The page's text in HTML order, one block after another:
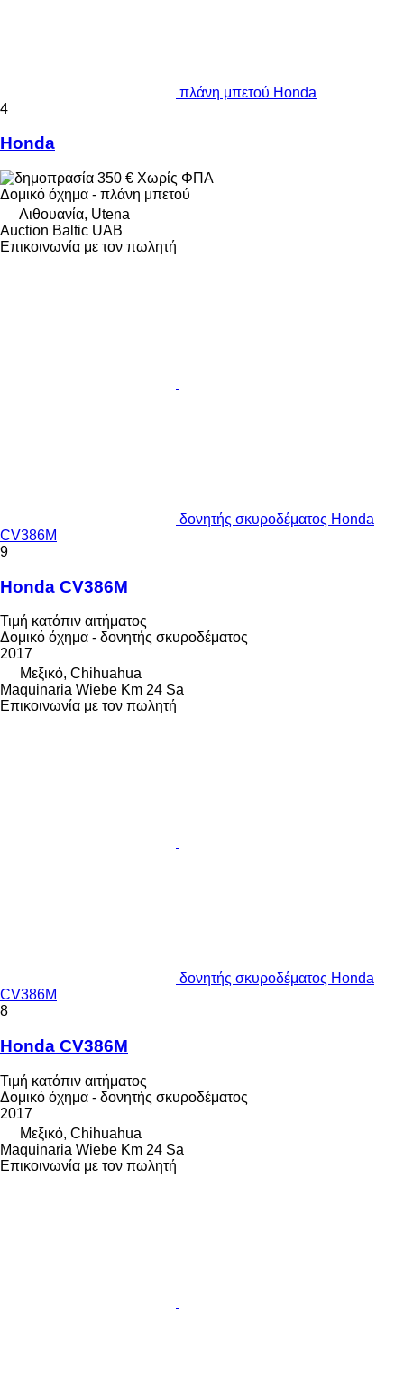
πλάνη μπετού Honda
4
Honda
350 € Χωρίς ΦΠΑ
Δομικό όχημα - πλάνη μπετού
Λιθουανία, Utena
Auction Baltic UAB
Επικοινωνία με τον πωλητή
δονητής σκυροδέματος Honda
CV386M
9
Honda CV386M
Τιμή κατόπιν αιτήματος
Δομικό όχημα - δονητής σκυροδέματος
2017
Μεξικό, Chihuahua
Maquinaria Wiebe Km 24 Sa
Επικοινωνία με τον πωλητή
δονητής σκυροδέματος Honda
CV386M
8
Honda CV386M
Τιμή κατόπιν αιτήματος
Δομικό όχημα - δονητής σκυροδέματος
2017
Μεξικό, Chihuahua
Maquinaria Wiebe Km 24 Sa
Επικοινωνία με τον πωλητή